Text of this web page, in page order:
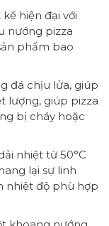
hiện đại với
nướng pizza
phẩm bao
đá chịu lửa, giúp
lượng, giúp pizza
bị cháy hoặc
nhiệt từ 50°C
lại sự linh
nhiệt độ phù hợp